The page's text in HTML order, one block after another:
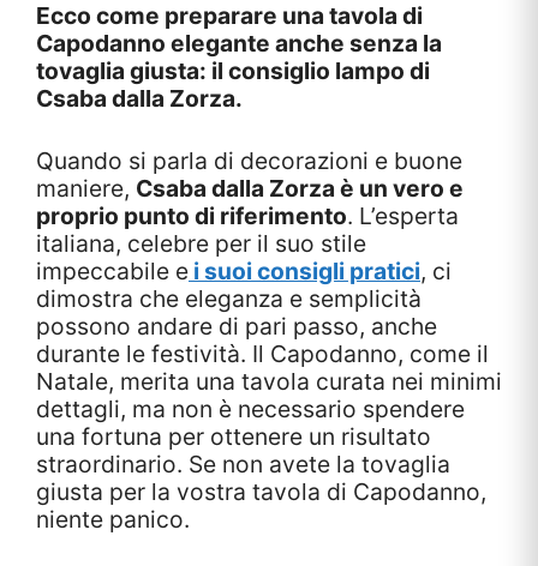
Ecco come preparare una tavola di
Capodanno elegante anche senza la
tovaglia giusta: il consiglio lampo di
Csaba dalla Zorza.
Quando si parla di decorazioni e buone
maniere, Csaba dalla Zorza è un vero e
proprio punto di riferimento. L’esperta
italiana, celebre per il suo stile
impeccabile e i suoi consigli pratici, ci
dimostra che eleganza e semplicità
possono andare di pari passo, anche
durante le festività. Il Capodanno, come il
Natale, merita una tavola curata nei minimi
dettagli, ma non è necessario spendere
una fortuna per ottenere un risultato
straordinario. Se non avete la tovaglia
giusta per la vostra tavola di Capodanno,
niente panico.